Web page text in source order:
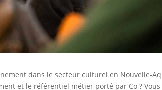
dans le secteur culturel en Nouvelle-
et le référentiel métier porté par Co ? Vous